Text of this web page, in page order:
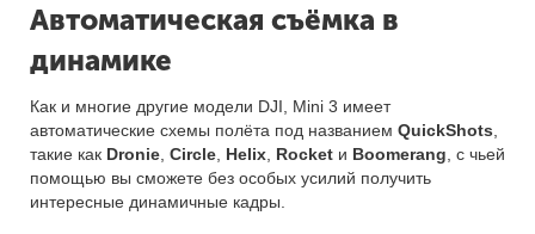
Автоматическая съёмка в
динамике
Как и многие другие модели DJI, Mini 3 имеет
автоматические схемы полёта под названием QuickShots
такие как Dronie Circle Helix Rocket и Boomerang , с чьей
помощью вы сможете без особых усилий получить
интересные динамичные кадры.